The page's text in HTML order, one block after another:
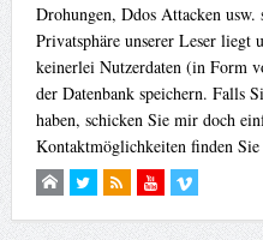
Drohungen, Ddos Attacken
Privatsphäre unserer Leser liegt
keinerlei Nutzerdaten (in Form
der Datenbank speichern. Falls
haben, schicken Sie mir doch
Kontaktmöglichkeiten finden